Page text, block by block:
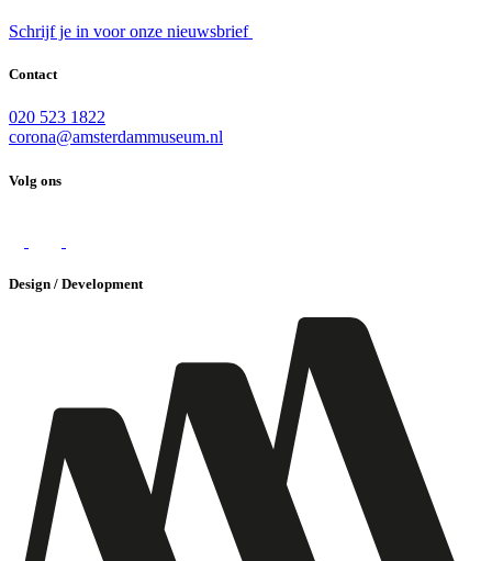
Schrijf je in voor onze nieuwsbrief
Contact
020 523 1822
corona@amsterdammuseum.nl
Volg ons
Design / Development